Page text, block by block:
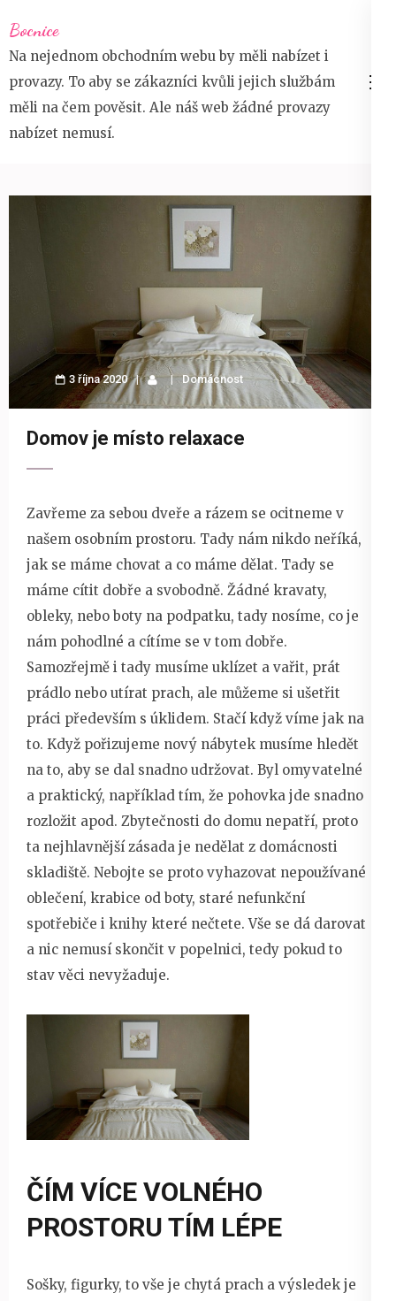
na
obsah
(stiskněte
Enter)
Bocnice
Na nejednom obchodním webu by měli nabízet i
provazy. To aby se zákazníci kvůli jejich službám
měli na čem pověsit. Ale náš web žádné provazy
nabízet nemusí.
3 října 2020 Domácnost
Domov je místo relaxace
Zavřeme za sebou dveře a rázem se ocitneme v
našem osobním prostoru. Tady nám nikdo neříká,
jak se máme chovat a co máme dělat. Tady se
máme cítit dobře a svobodně. Žádné kravaty,
obleky, nebo boty na podpatku, tady nosíme, co je
nám pohodlné a cítíme se v tom dobře.
Samozřejmě i tady musíme uklízet a vařit, prát
prádlo nebo utírat prach, ale můžeme si ušetřit
práci především s úklidem. Stačí když víme jak na
to. Když pořizujeme nový nábytek musíme hledět
na to, aby se dal snadno udržovat. Byl omyvatelné
a praktický, například tím, že pohovka jde snadno
rozložit apod. Zbytečnosti do domu nepatří, proto
ta nejhlavnější zásada je nedělat z domácnosti
skladiště. Nebojte se proto vyhazovat nepoužívané
oblečení, krabice od boty, staré nefunkční
spotřebiče i knihy které nečtete. Vše se dá darovat
a nic nemusí skončit v popelnici, tedy pokud to
stav věci nevyžaduje.
ČÍM VÍCE VOLNÉHO
PROSTORU TÍM LÉPE
Sošky, figurky, to vše je chytá prach a výsledek je